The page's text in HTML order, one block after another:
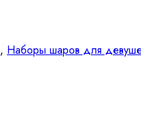
, Наборы шаров для